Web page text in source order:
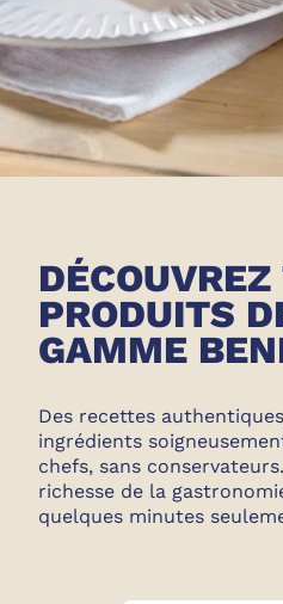
PRODUITS
GAMME
Des recettes
ingrédients
chefs, sans
richesse de la
quelques minutes